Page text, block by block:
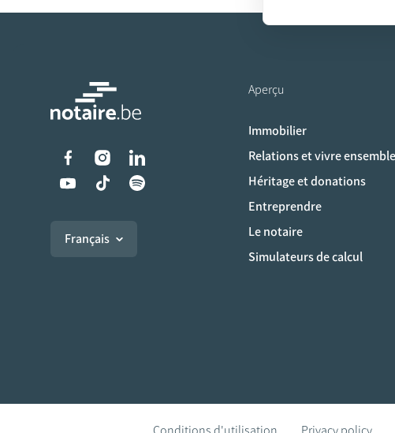
Liens vers les réseaux
Français
Aperçu
Immobilier
Relations et vivre ensemble
Héritage et donations
Entreprendre
Le notaire
Simulateurs de calcul